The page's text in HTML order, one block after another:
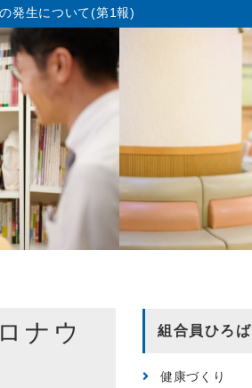
発生について(第1報)
ナウ
組合員ひろば
健康づくり